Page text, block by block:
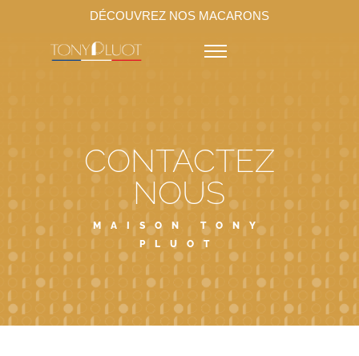
DÉCOUVREZ NOS MACARONS
CONTACTEZ
NOUS
MAISON TONY
PLUOT